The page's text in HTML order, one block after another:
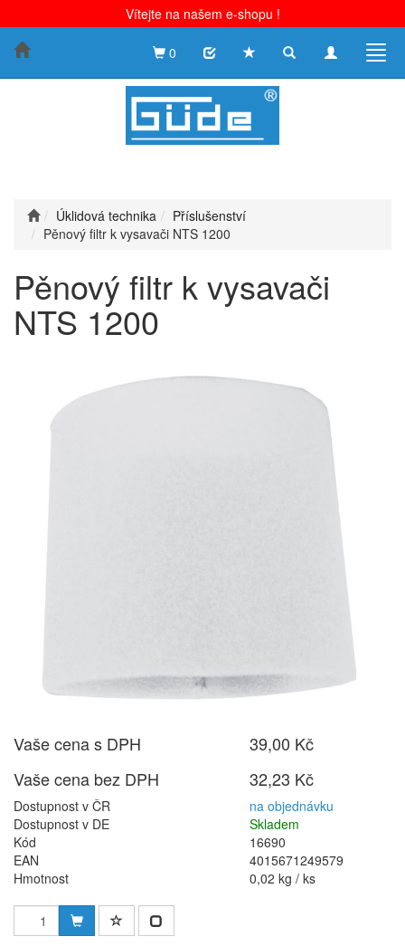
Vítejte na našem e-shopu !
Toggle
Toggle
0
Úklidová technika
Příslušenství
Pěnový filtr k vysavači NTS 1200
Pěnový filtr k vysavači
NTS 1200
Vaše cena s DPH
39,00 Kč
Vaše cena bez DPH
32,23 Kč
Dostupnost v ČR
na objednávku
Dostupnost v DE
Skladem
Kód
16690
EAN
4015671249579
Hmotnost
0,02 kg / ks